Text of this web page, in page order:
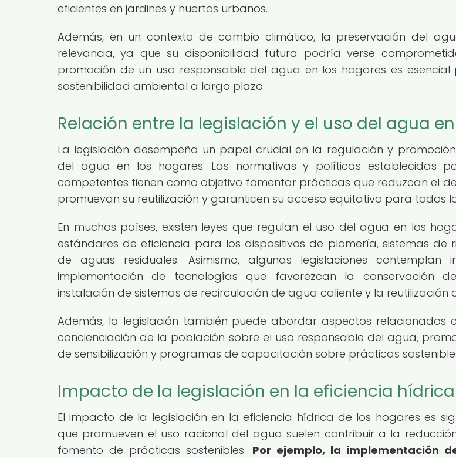
eficientes en jardines y huertos urbanos.
Además, en un contexto de cambio climático, la preservación del
relevancia, ya que su disponibilidad futura podría verse
promoción de un uso responsable del agua en los hogares es
sostenibilidad ambiental a largo plazo.
Relación entre la legislación y el uso del agua
La legislación desempeña un papel crucial en la regulación y
del agua en los hogares. Las normativas y políticas establecidas
competentes tienen como objetivo fomentar prácticas que reduzcan el
promuevan su reutilización y garanticen su acceso equitativo para todos
En muchos países, existen leyes que regulan el uso del agua en los
estándares de eficiencia para los dispositivos de plomería, sistemas de
de aguas residuales. Asimismo, algunas legislaciones contemplan
implementación de tecnologías que favorezcan la conservación
instalación de sistemas de recirculación de agua caliente y la reutilización
Además, la legislación también puede abordar aspectos relacionados
concienciación de la población sobre el uso responsable del agua,
de sensibilización y programas de capacitación sobre prácticas
Impacto de la legislación en la eficiencia hídrica
El impacto de la legislación en la eficiencia hídrica de los hogares es
que promueven el uso racional del agua suelen contribuir a la
fomento de prácticas sostenibles. Por ejemplo, la implementación